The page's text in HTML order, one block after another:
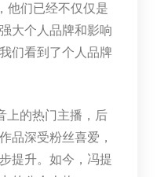
他们已经不仅仅是
大个人品牌和影响
们看到了个人品牌
上的热门主播，后
品深受粉丝喜爱，
提升。如今，冯提